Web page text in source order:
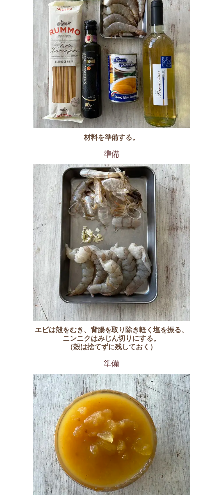
材料を準備する。
準備
エビは殻をむき、背腸を取り除き軽く塩を振る、
ニンニクはみじん切りにする。
（殻は捨てずに残しておく）
準備